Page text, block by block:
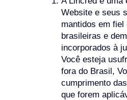
Website e seus
mantidos em
brasileiras e
incorporados à
Você esteja
fora do Brasil,
cumprimento
que forem